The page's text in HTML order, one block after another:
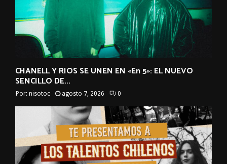
CHANELL Y RIOS SE UNEN EN «En 5»: EL NUEVO
SENCILLO DE...
Por: nisotoc agosto 7, 2026 0